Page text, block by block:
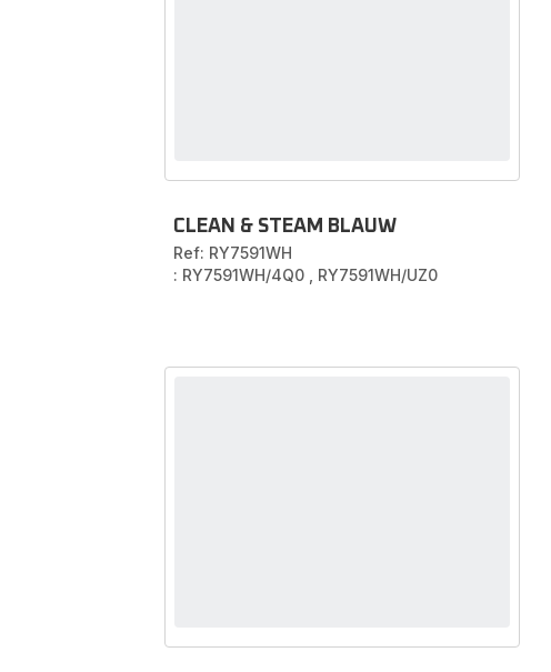
CLEAN & STEAM BLAUW
Ref: RY7591WH
: RY7591WH/4Q0
RY7591WH/UZ0